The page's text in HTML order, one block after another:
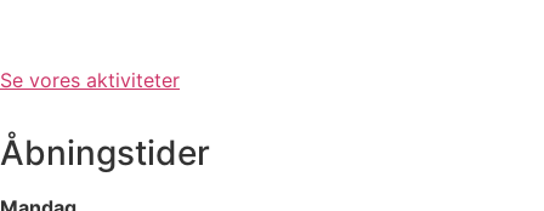
Se vores aktiviteter
Åbningstider